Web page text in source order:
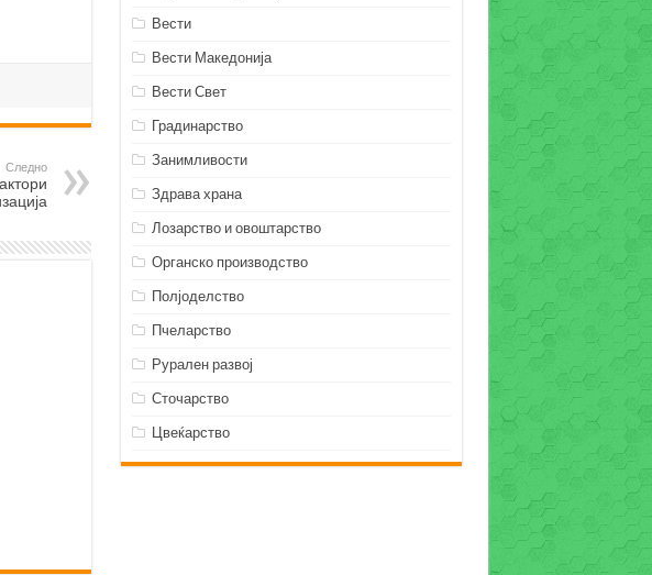
Следно
Вести
Вести Македонија
Вести Свет
Градинарство
Занимливости
Здрава храна
Лозарство и овоштарство
Органско производство
Полјоделство
Пчеларство
Рурален развој
Сточарство
Цвеќарство